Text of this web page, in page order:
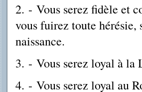
2. - Vous serez fidèle et
vous fuirez toute
naissance.
3. - Vous serez loyal à la
4. - Vous serez loyal au